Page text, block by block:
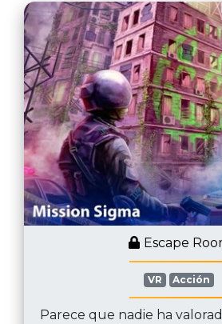
Escape
VR Acción
Parece que nadie ha